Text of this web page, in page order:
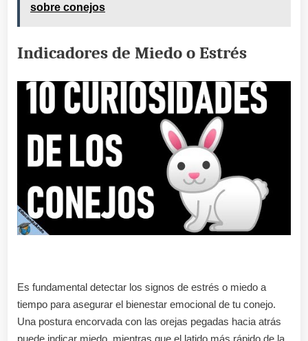
sobre conejos
Indicadores de Miedo o Estrés
Es fundamental detectar los signos de estrés o miedo a
tiempo para asegurar el bienestar emocional de tu conejo.
Una postura encorvada con las orejas pegadas hacia atrás
puede indicar miedo, mientras que el latido más rápido de la